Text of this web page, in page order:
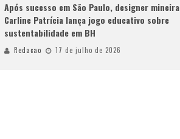
Após sucesso em São Paulo, designer mineira
Carline Patrícia lança jogo educativo sobre
sustentabilidade em BH
Redacao 17 de julho de 2026